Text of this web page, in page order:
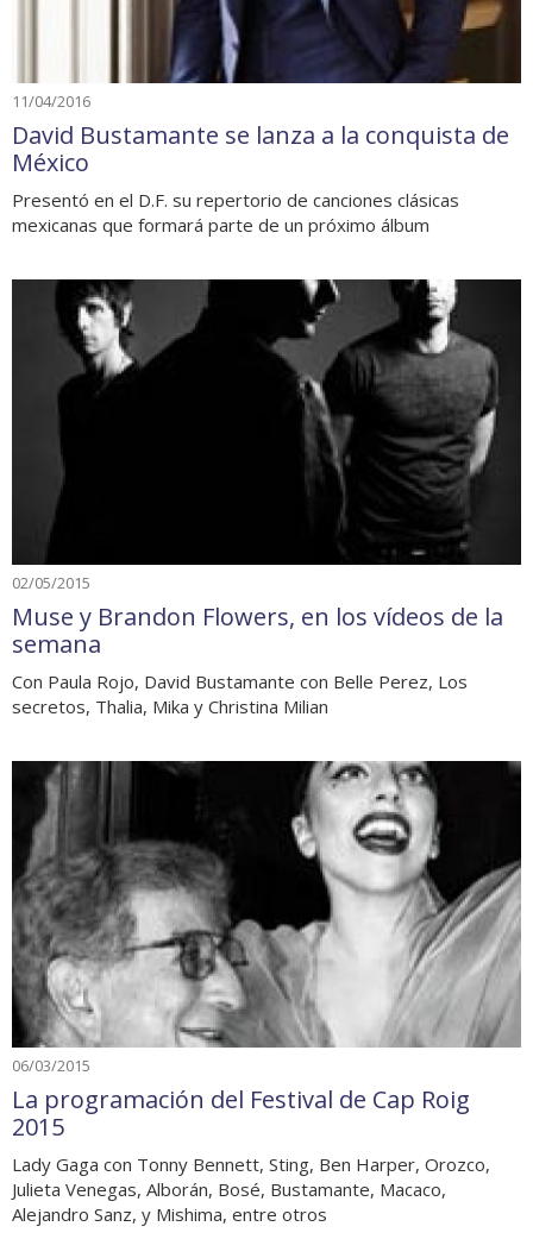
11/04/2016
David Bustamante se lanza a la conquista de
México
Presentó en el D.F. su repertorio de canciones clásicas
mexicanas que formará parte de un próximo álbum
02/05/2015
Muse y Brandon Flowers, en los vídeos de la
semana
Con Paula Rojo, David Bustamante con Belle Perez, Los
secretos, Thalia, Mika y Christina Milian
06/03/2015
La programación del Festival de Cap Roig
2015
Lady Gaga con Tonny Bennett, Sting, Ben Harper, Orozco,
Julieta Venegas, Alborán, Bosé, Bustamante, Macaco,
Alejandro Sanz, y Mishima, entre otros